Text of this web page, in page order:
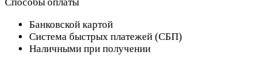
Способы оплаты
Банковской картой
Система быстрых платежей (СБП)
Наличными при получении